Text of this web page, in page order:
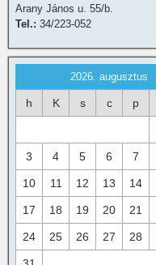
Arany János u. 55/b.
Tel.: 34/223-052
2026. augusztus
h K s c p
3 4 5 6 7
10 11 12 13 14
17 18 19 20 21
24 25 26 27 28